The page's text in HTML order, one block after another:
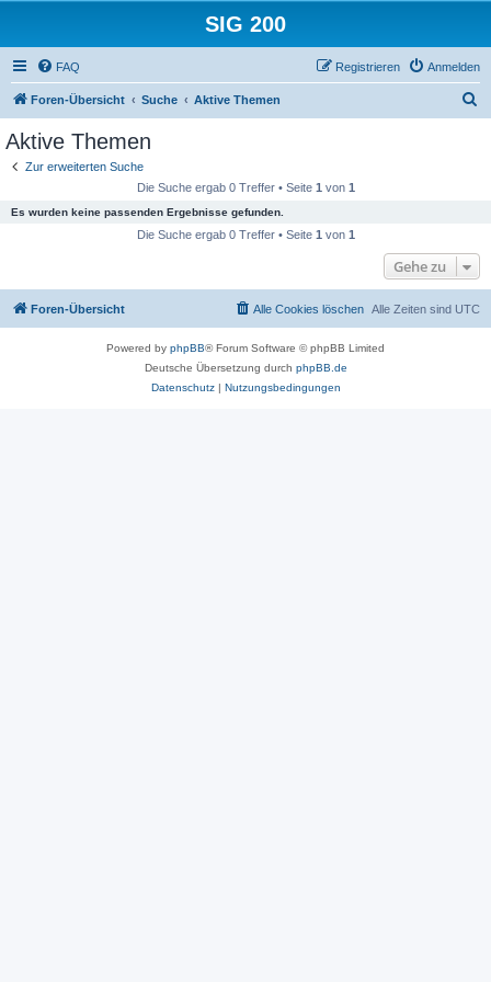
SIG 200
FAQ Anmelden
Registrieren
Foren-Übersicht Suche Aktive Themen
Aktive Themen
Zur erweiterten Suche
Die Suche ergab 0 Treffer • Seite 1 von 1
Es wurden keine passenden Ergebnisse gefunden.
Die Suche ergab 0 Treffer • Seite 1 von 1
Gehe zu
Foren-Übersicht Alle Zeiten sind UTC
Alle Cookies löschen
Powered by phpBB® Forum Software © phpBB Limited
Deutsche Übersetzung durch phpBB.de
Datenschutz| Nutzungsbedingungen